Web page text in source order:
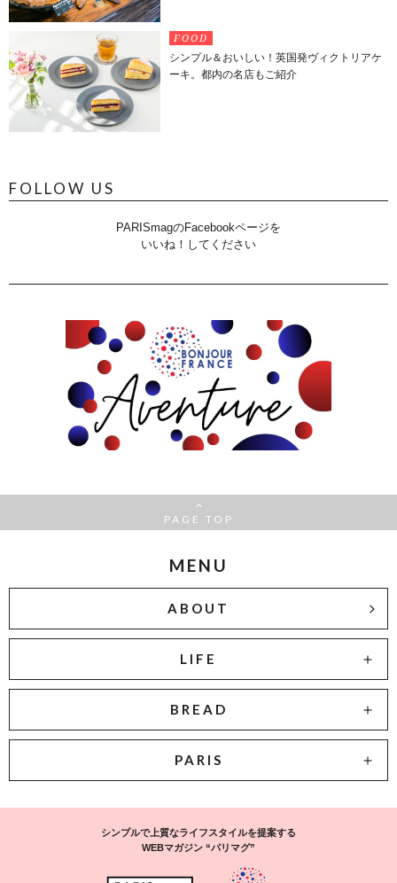
FOOD
シンプル＆おいしい！英国発ヴィクトリアケ
ーキ。都内の名店もご紹介
FOLLOW US
PARISmagのFacebookページを
いいね！してください
PAGE TOP
MENU
ABOUT
LIFE
BREAD
PARIS
シンプルで上質なライフスタイルを提案する
WEBマガジン “パリマグ”